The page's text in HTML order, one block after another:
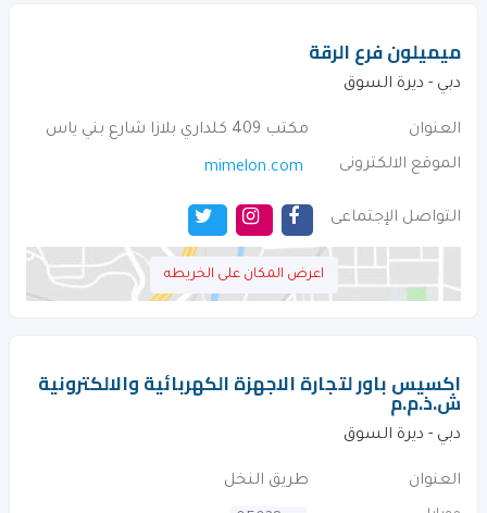
ميميلون فرع الرقة
دبي - ديرة السوق
العنوان
مكتب 409 كلداري بلازا شارع بني ياس
الموقع الالكترونى
mimelon.com
التواصل الإجتماعى
اعرض المكان على الخريطه
اكسيس باور لتجارة الاجهزة الكهربائية والالكترونية
ش.ذ.م.م
دبي - ديرة السوق
العنوان طريق النخل